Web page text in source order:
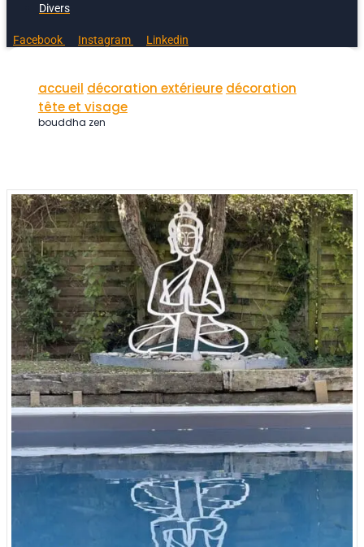
Divers
Facebook Instagram Linkedin
accueil décoration extérieure décoration
tête et visage
bouddha zen